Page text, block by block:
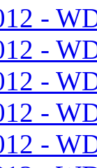
-
-
-
-
-